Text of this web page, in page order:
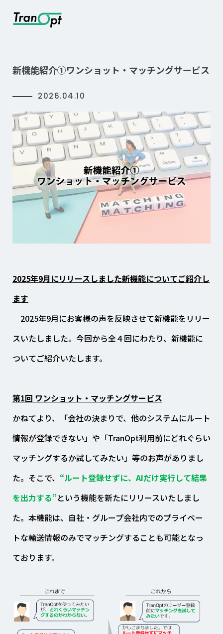
新機能紹介①ワンショット・マッチングサービス
2026.04.10
2025年9月にリリースしました新機能についてご紹介し
ます
2025年9月にお客様の声を反映させて新機能をリリー
スいたしました。今回から全４回にわたり、新機能に
ついてご紹介いたします。
第1回 ワンショット・マッチングサービス
かねてより、「会社の決まりで、他のシステムにルート
情報が登録できない」や「TranOpt利用前にどれぐらい
マッチングするか試してみたい」等のお声がありまし
た。そこで、 “ルート登録せずに、AIだけ実行して結果
を出力する”という機能を新たにリリースいたしまし
た。本機能は、自社・グループ会社内でのプライベー
トな輸送情報のみでマッチングすることも可能となっ
ております。